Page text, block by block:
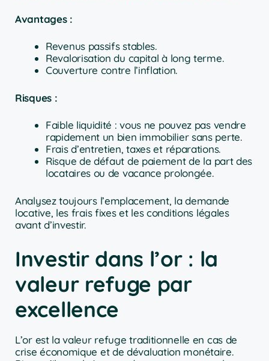
Avantages :
Revenus passifs stables.
Revalorisation du capital à long terme.
Couverture contre l’inflation.
Risques :
Faible liquidité : vous ne pouvez pas vendre
rapidement un bien immobilier sans perte.
Frais d’entretien, taxes et réparations.
Risque de défaut de paiement de la part des
locataires ou de vacance prolongée.
Analysez toujours l’emplacement, la demande
locative, les frais fixes et les conditions légales
avant d’investir.
Investir dans l’or : la
valeur refuge par
excellence
L’or est la valeur refuge traditionnelle en cas de
crise économique et de dévaluation monétaire.